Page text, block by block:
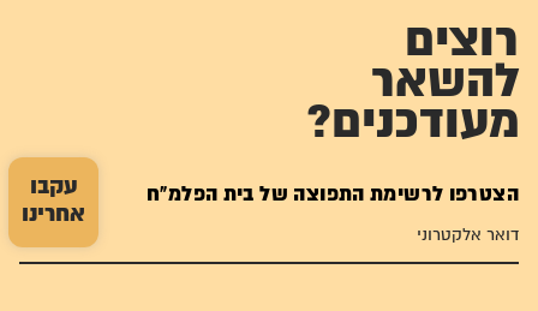
עקבו
אחרינו
רוצים
להשאר
מעודכנים?
הצטרפו לרשימת התפוצה של בית הפלמ"ח